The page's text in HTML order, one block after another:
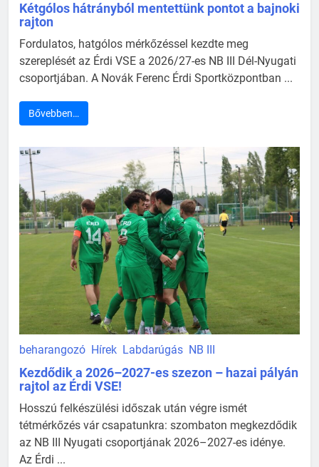
Kétgólos hátrányból mentettünk pontot a bajnoki
rajton
Fordulatos, hatgólos mérkőzéssel kezdte meg
szereplését az Érdi VSE a 2026/27-es NB III Dél-Nyugati
csoportjában. A Novák Ferenc Érdi Sportközpontban ...
Bővebben…
beharangozó Hírek Labdarúgás NB III
Kezdődik a 2026–2027-es szezon – hazai pályán
rajtol az Érdi VSE!
Hosszú felkészülési időszak után végre ismét
tétmérkőzés vár csapatunkra: szombaton megkezdődik
az NB III Nyugati csoportjának 2026–2027-es idénye.
Az Érdi ...